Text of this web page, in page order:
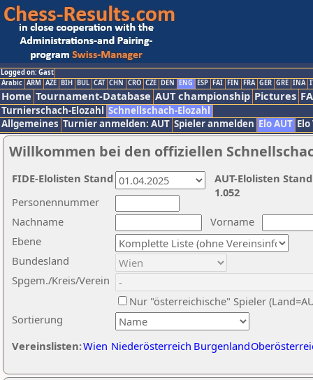
Logged on: Gast
Arabic ARM AZE BIH BUL CAT CHN CRO CZE DEN ENG ESP FAI FIN FRA GER GRE INA
Home Tournament-Database AUT championship Pictures
Turnierschach-Elozahl Schnellschach-Elozahl
Allgemeines Turnier anmelden: AUT Spieler anmelden Elo AUT
Willkommen bei den offiziellen
Nachname
Vorname
Ebene
Sortierung
Personennummer
Bundesland
Spgem./Kreis/Verein
Nur "österreichische" Spieler
Vereinslisten:Wien Niederösterreich Burgenland
AUT-Elolisten
1.052
FIDE-Elolisten Stand